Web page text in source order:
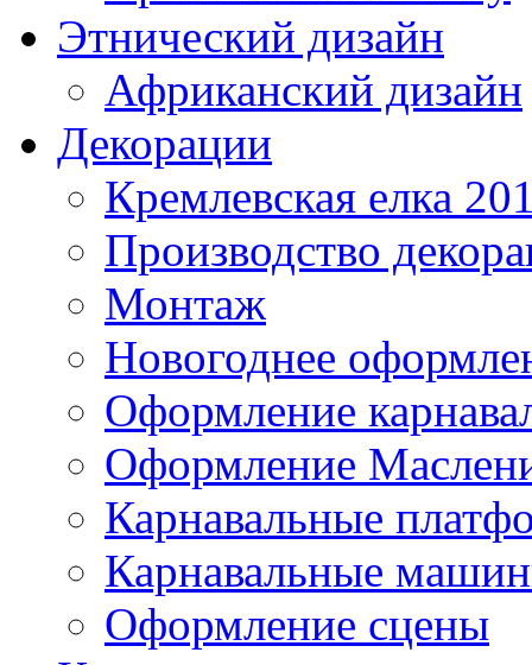
Этнический дизайн
Африканский дизайн
Декорации
Кремлевская елка
Производство
Монтаж
Новогоднее
Оформление
Оформление
Карнавальные
Карнавальные
Оформление сцены